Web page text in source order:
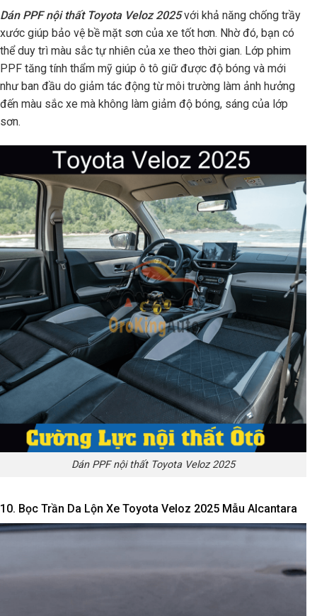
Dán PPF nội thất Toyota Veloz 2025với khả năng chống trầy
xước giúp bảo vệ bề mặt sơn của xe tốt hơn. Nhờ đó, bạn có
thể duy trì màu sắc tự nhiên của xe theo thời gian. Lớp phim
PPF tăng tính thẩm mỹ giúp ô tô giữ được độ bóng và mới
như ban đầu do giảm tác động từ môi trường làm ảnh hưởng
đến màu sắc xe mà không làm giảm độ bóng, sáng của lớp
sơn.
Dán PPF nội thất Toyota Veloz 2025
10. Bọc Trần Da Lộn Xe Toyota Veloz 2025 Mẫu Alcantara